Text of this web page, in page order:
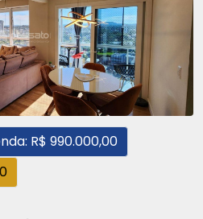
R$ 990.000,00